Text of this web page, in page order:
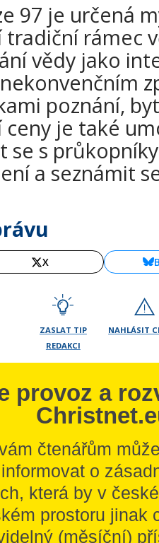
97 je určená
rámec
vědy jako
poznání,
ceny je také
se s
a seznámit
X
ZASLAT TIP
REDAKCI
NAHLÁSIT